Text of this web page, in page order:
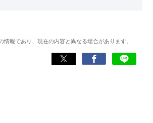
でも1,000本以上。ゲーム開発者を目指した経験
さを引き出し、人々に伝えるためゲームライタ
報であり、現在の内容と異なる場合があります。